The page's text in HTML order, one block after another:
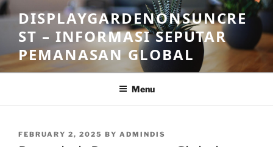
Skip
to
content
DISPLAYGARDENONSUNCRE
ST – INFORMASI SEPUTAR
PEMANASAN GLOBAL
Menu
POSTED
FEBRUARY 2, 2025 BY ADMINDIS